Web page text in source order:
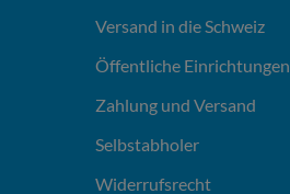
Versand in die Schweiz
Öffentliche Einrichtungen
Zahlung und Versand
Selbstabholer
Widerrufsrecht